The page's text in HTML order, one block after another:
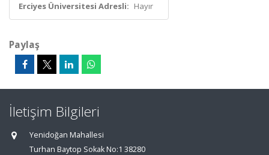
Erciyes Üniversitesi Adresli: Hayır
Paylaş
İletişim Bilgileri
Yenidoğan Mahallesi
Turhan Baytop Sokak No:1 38280